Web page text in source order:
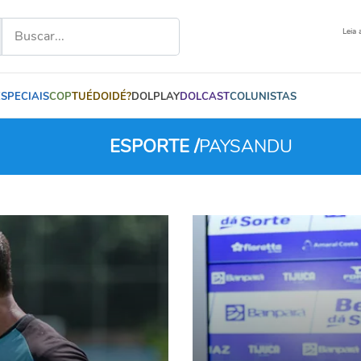
Leia
COPTUÉDOIDÉ?DOLPLAYDOLCASTCOLUNISTAS
ESPORTE /PAYSANDU